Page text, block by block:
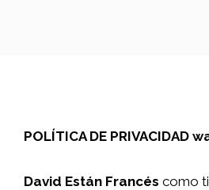
POLÍTICA DE PRIVACIDAD
David Están Francés como